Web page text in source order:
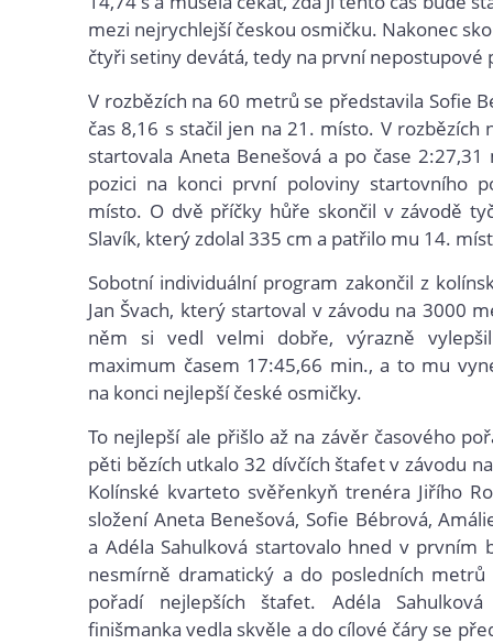
mezi nejrychlejší českou osmičku. Nakonec
čtyři setiny devátá, tedy na první nepostupové
V rozbězích na 60 metrů se představila Sofie
čas 8,16 s stačil jen na 21. místo. V rozbězích
startovala Aneta Benešová a po čase 2:27,31
pozici na konci první poloviny startovního
místo. O dvě příčky hůře skončil v závodě
Slavík, který zdolal 335 cm a patřilo mu 14.
Sobotní individuální program zakončil z
Jan Švach, který startoval v závodu na 3000
něm si vedl velmi dobře, výrazně
maximum časem 17:45,66 min., a to mu
na konci nejlepší české osmičky.
To nejlepší ale přišlo až na závěr časového
pěti bězích utkalo 32 dívčích štafet v závodu
Kolínské kvarteto svěřenkyň trenéra Jiřího
složení Aneta Benešová, Sofie Bébrová,
a Adéla Sahulková startovalo hned v prvním
nesmírně dramatický a do posledních metrů
pořadí nejlepších štafet. Adéla
finišmanka vedla skvěle a do cílové čáry se